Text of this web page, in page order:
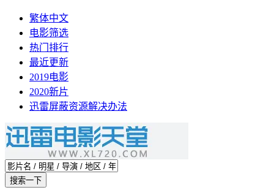
繁体中文
电影筛选
热门排行
最近更新
2019电影
2020新片
迅雷屏蔽资源解决办法